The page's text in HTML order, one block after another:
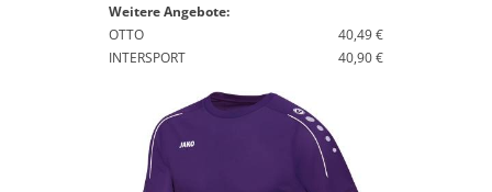
Weitere Angebote:
OTTO
40,49 €
INTERSPORT
40,90 €